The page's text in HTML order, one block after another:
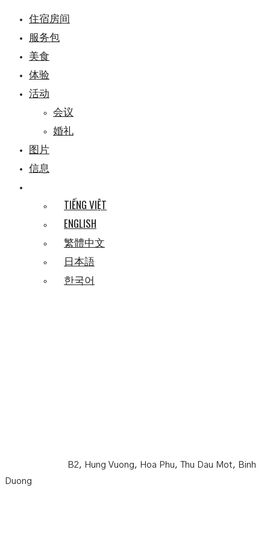
住宿房间
服务包
美食
体验
活动
会议
婚礼
图片
信息
TIẾNG VIỆT
ENGLISH
繁體中文
日本語
한국어
B2, Hung Vuong, Hoa Phu, Thu Dau Mot, Binh
Duong